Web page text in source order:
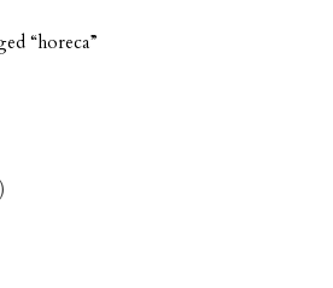
“horeca”